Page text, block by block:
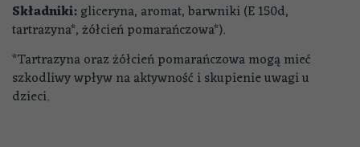
Składniki:gliceryna, aromat, barwniki (E 150d,
tartrazyna*, żółcień pomarańczowa*).
*Tartrazyna oraz żółcień pomarańczowa mogą mieć
szkodliwy wpływ na aktywność i skupienie uwagi u
dzieci.